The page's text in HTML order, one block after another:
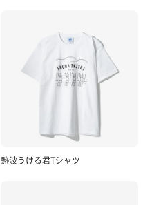
熱波うける君Tシャツ